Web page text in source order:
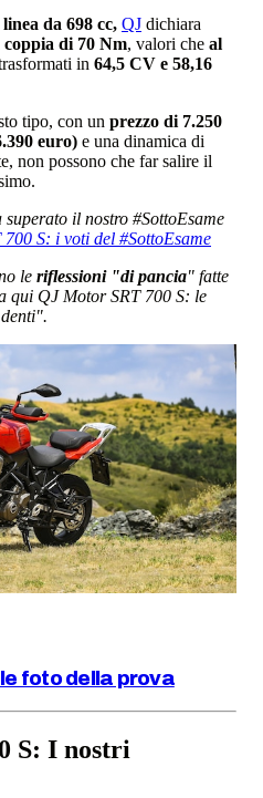
da 698 cc, QJ dichiara
di 70 Nm, valori che al
in 64,5 CV e 58,16
tipo, con un prezzo di 7.250
euro) e una dinamica di
non possono che far salire il
il nostro #SottoEsame
700 S: i voti del #SottoEsame
le riflessioni "di pancia" fatte
qui QJ Motor SRT 700 S: le
foto della prova
S: I nostri